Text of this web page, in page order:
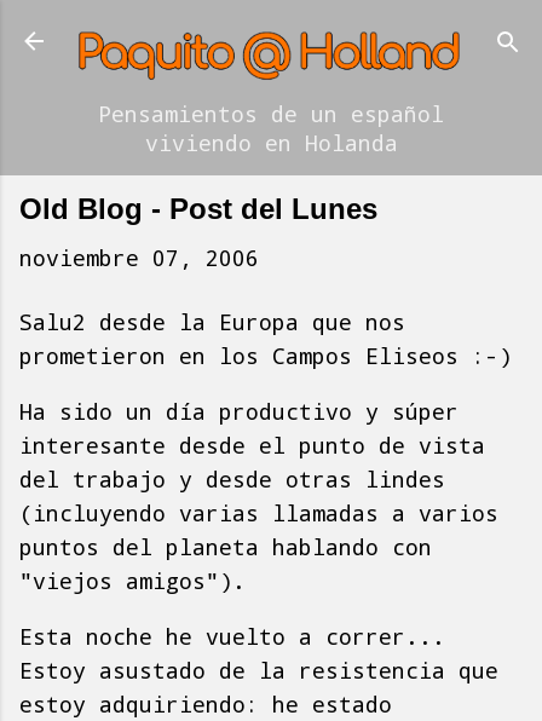
Ir al contenido principal
Pensamientos de un español
viviendo en Holanda
Old Blog - Post del Lunes
noviembre 07, 2006
Salu2 desde la Europa que nos
prometieron en los Campos Eliseos :-)
Ha sido un día productivo y súper
interesante desde el punto de vista
del trabajo y desde otras lindes
(incluyendo varias llamadas a varios
puntos del planeta hablando con
"viejos amigos").
Esta noche he vuelto a correr...
Estoy asustado de la resistencia que
estoy adquiriendo: he estado